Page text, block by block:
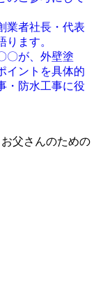
業者社長・代表
ます。
〇が、外壁塗
イントを具体的
・防水工事に役
父さんのための